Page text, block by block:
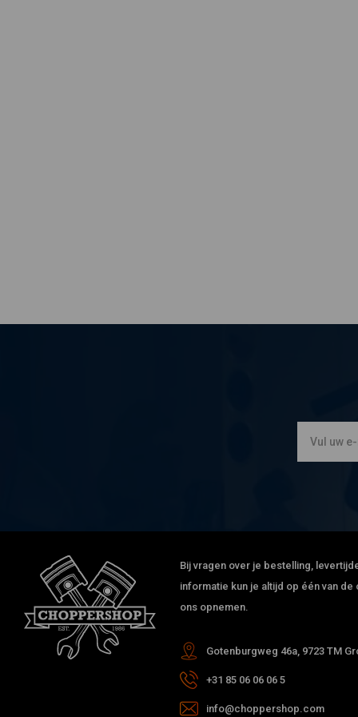
Bij vragen over je bestelling,
informatie kun je altijd op één van
ons opnemen.
Gotenburgweg 46a, 9723 TM
+31 85 06 06 06 5
info@choppershop.com